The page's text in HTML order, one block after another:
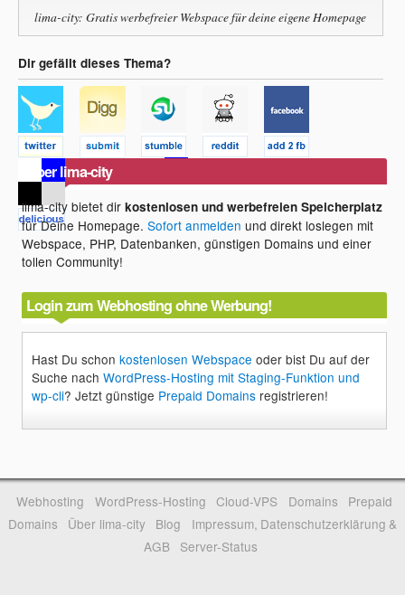
lima-city: Gratis werbefreier Webspace für deine eigene Homepage
Dir gefällt dieses Thema?
Über lima-city
lima-city bietet dirkostenlosen und werbefreien Speicherplatz
für Deine Homepage.Sofort anmelden und direkt loslegen mit
Webspace, PHP, Datenbanken, günstigen Domains und einer
tollen Community!
Login zum Webhosting ohne Werbung!
Hast Du schonkostenlosen Webspace oder bist Du auf der
Suche nachWordPress-Hosting mit Staging-Funktion und
wp-cli? Jetzt günstige Prepaid Domains registrieren!
Webhosting WordPress-Hosting Cloud-VPS Domains
Prepaid
Domains
Über lima-city Blog
Impressum, Datenschutzerklärung &
AGB
Server-Status